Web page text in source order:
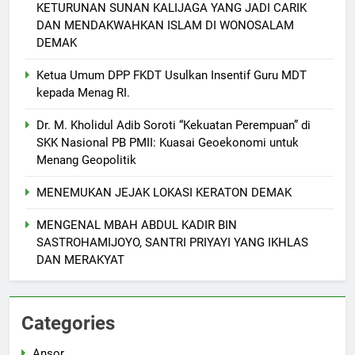
KETURUNAN SUNAN KALIJAGA YANG JADI CARIK
DAN MENDAKWAHKAN ISLAM DI WONOSALAM
DEMAK
Ketua Umum DPP FKDT Usulkan Insentif Guru MDT
kepada Menag RI.
Dr. M. Kholidul Adib Soroti “Kekuatan Perempuan” di
SKK Nasional PB PMII: Kuasai Geoekonomi untuk
Menang Geopolitik
MENEMUKAN JEJAK LOKASI KERATON DEMAK
MENGENAL MBAH ABDUL KADIR BIN
SASTROHAMIJOYO, SANTRI PRIYAYI YANG IKHLAS
DAN MERAKYAT
Categories